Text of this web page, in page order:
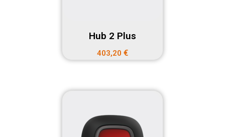
Hub 2 Plus
403,20 €